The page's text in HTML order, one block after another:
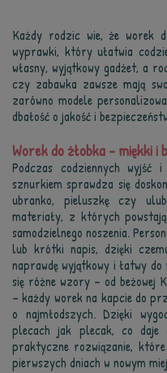
Każdy rodzic wie, że worek
wyprawki, który ułatwia
własny, wyjątkowy gadżet, a
czy zabawka zawsze mają
zarówno modele
dbałość o jakość i
Worek do żłobka – miękki
Podczas codziennych
sznurkiem sprawdza się
ubranko, pieluszkę czy
materiały, z których
samodzielnego noszenia.
lub krótki napis, dzięki
naprawdę wyjątkowy i łatwy
się różne wzory – od beżowej
– każdy worek na kapcie do
o najmłodszych. Dzięki
plecach jak plecak, co daje
praktyczne rozwiązanie, które
pierwszych dniach w nowym